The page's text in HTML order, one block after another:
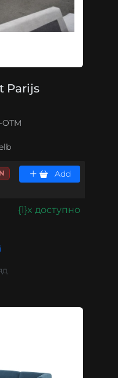
Parijs
OTM
Add
{1}x доступно